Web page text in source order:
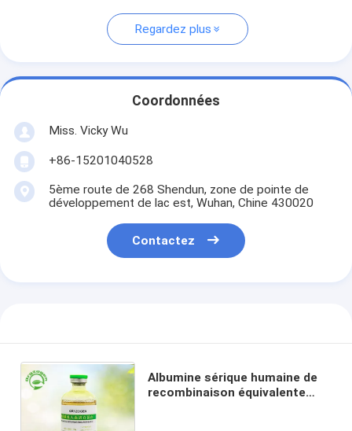
Regardez plus
Coordonnées
Miss. Vicky Wu
+86-15201040528
5ème route de 268 Shendun, zone de pointe de
développement de lac est, Wuhan, Chine 430020
Contactez
Albumine sérique humaine de
recombinaison équivalente